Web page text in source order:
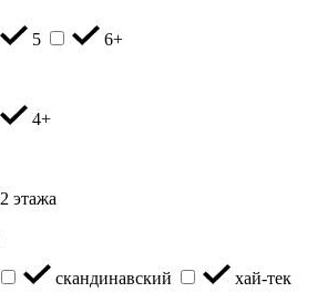
5
6+
4+
2 этажа
скандинавский
хай-тек